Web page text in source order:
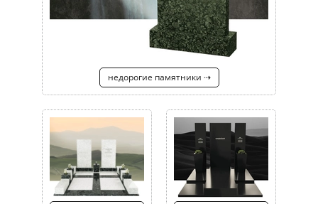
недорогие памятники ⇢